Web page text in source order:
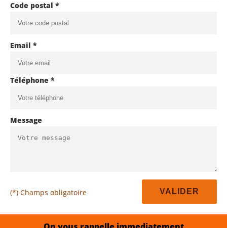
Code postal *
Email *
Téléphone *
Message
(*) Champs obligatoire